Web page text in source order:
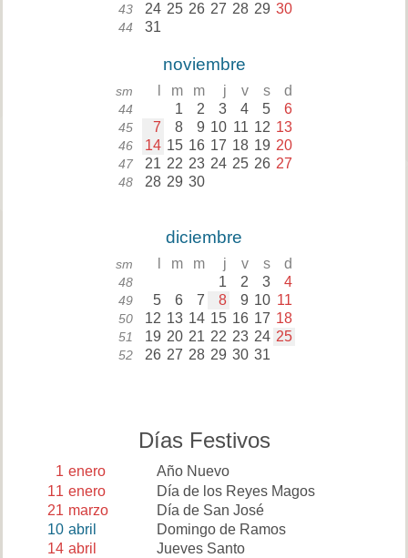
43 24 25 26 27 28 29 30
44 31
noviembre
sm m m j v s d
44 1 2 3 4 5 6
45 7 8 9 10 11 12 13
46 14 15 16 17 18 19 20
47 21 22 23 24 25 26 27
48 28 29 30
diciembre
sm m m j v s d
48 1 2 3 4
49 5 6 7 8 9 10 11
50 12 13 14 15 16 17 18
51 19 20 21 22 23 24 25
52 26 27 28 29 30 31
Días Festivos
1 enero
Año Nuevo
11 enero
Día de los Reyes Magos
21 marzo
Día de San José
10 abril
Domingo de Ramos
14 abril
Jueves Santo